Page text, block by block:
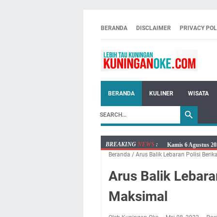
BERANDA DISCLAIMER PRIVACY
BERANDA KULINER WISATA
BREAKING NEWS :
Kamis 6 Agustus
Besaran Biayanya
Layanan Mobil
Embun Pagi Kamis
Beranda / Arus Balik Lebaran Polisi
Arus Balik
Maksimal